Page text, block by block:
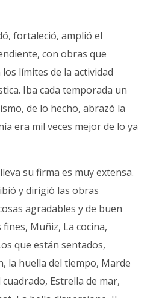
fortaleció, amplió el
con obras que
límites de la actividad
Iba cada temporada un
de lo hecho, abrazó la
era mil veces mejor de lo ya
su firma es muy extensa.
y dirigió las obras
agradables y de buen
Muñiz, La cocina,
que están sentados,
la huella del tiempo, Marde
Estrella de mar,